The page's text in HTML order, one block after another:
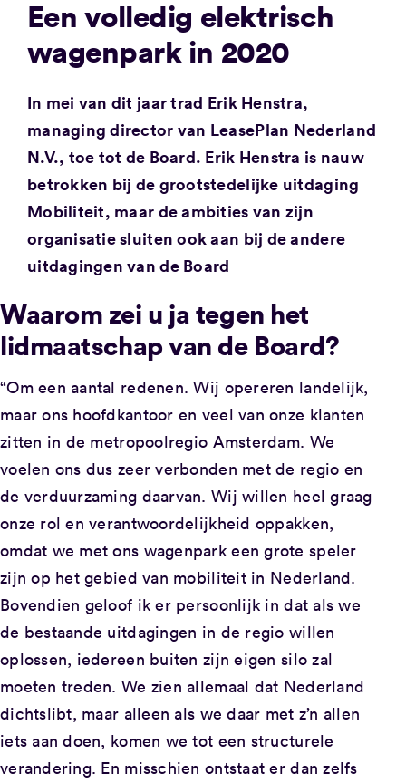
Een volledig elektrisch
wagenpark in 2020
In mei van dit jaar trad Erik Henstra,
managing director van LeasePlan Nederland
N.V., toe tot de Board. Erik Henstra is nauw
betrokken bij de grootstedelijke uitdaging
Mobiliteit, maar de ambities van zijn
organisatie sluiten ook aan bij de andere
uitdagingen van de Board
Waarom zei u ja tegen het
lidmaatschap van de Board?
“Om een aantal redenen. Wij opereren landelijk,
maar ons hoofdkantoor en veel van onze klanten
zitten in de metropoolregio Amsterdam. We
voelen ons dus zeer verbonden met de regio en
de verduurzaming daarvan. Wij willen heel graag
onze rol en verantwoordelijkheid oppakken,
omdat we met ons wagenpark een grote speler
zijn op het gebied van mobiliteit in Nederland.
Bovendien geloof ik er persoonlijk in dat als we
de bestaande uitdagingen in de regio willen
oplossen, iedereen buiten zijn eigen silo zal
moeten treden. We zien allemaal dat Nederland
dichtslibt, maar alleen als we daar met z’n allen
iets aan doen, komen we tot een structurele
verandering. En misschien ontstaat er dan zelfs